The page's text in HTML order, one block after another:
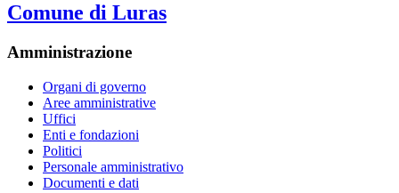
Comune di Luras
Amministrazione
Organi di governo
Aree amministrative
Uffici
Enti e fondazioni
Politici
Personale amministrativo
Documenti e dati